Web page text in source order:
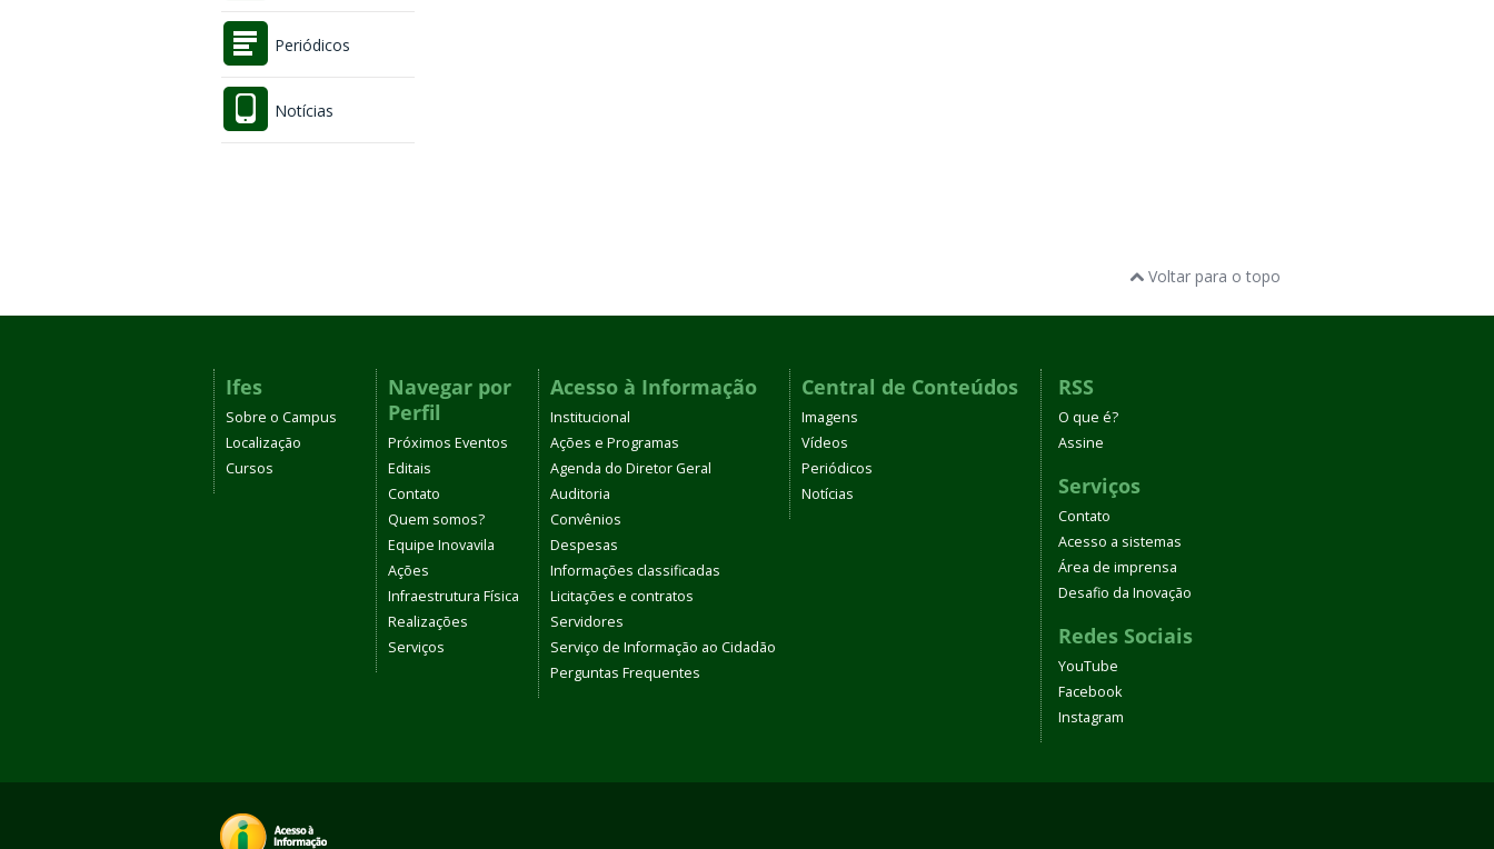
Periódicos
Notícias
Voltar para o topo
Ifes
Sobre o Campus
Localização
Cursos
Navegar por
Perfil
Próximos Eventos
Editais
Contato
Quem somos?
Equipe Inovavila
Ações
Infraestrutura Física
Realizações
Serviços
Acesso à Informação
Institucional
Ações e Programas
Agenda do Diretor Geral
Auditoria
Convênios
Despesas
Informações classificadas
Licitações e contratos
Servidores
Serviço de Informação ao Cidadão
Perguntas Frequentes
Central de Conteúdos
Imagens
Vídeos
Periódicos
Notícias
RSS
O que é?
Assine
Serviços
Contato
Acesso a sistemas
Área de imprensa
Desafio da Inovação
Redes Sociais
YouTube
Facebook
Instagram